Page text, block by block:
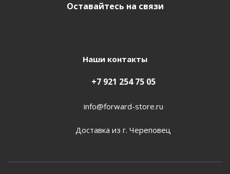
Оставайтесь на связи
Наши контакты
+7 921 254 75 05
info@forward-store.ru
Доставка из г. Череповец